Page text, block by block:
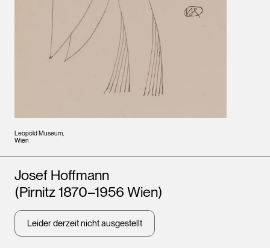
Leopold Museum,
Wien
Künstler*innen
Josef Hoffmann
(Pirnitz 1870–1956 Wien)
Leider derzeit nicht ausgestellt